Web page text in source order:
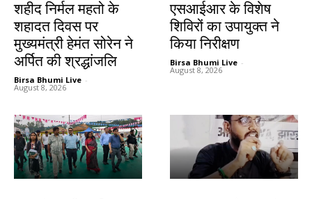
शहीद निर्मल महतो के
शहादत दिवस पर
मुख्यमंत्री हेमंत सोरेन ने
अर्पित की श्रद्धांजलि
Birsa Bhumi Live -
August 8, 2026
एसआईआर के विशेष
शिविरों का उपायुक्त ने
किया निरीक्षण
Birsa Bhumi Live -
August 8, 2026